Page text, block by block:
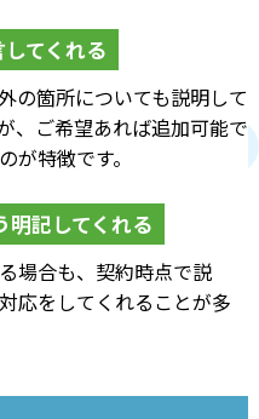
してくれる
の箇所についても説明して
、ご希望あれば追加可能で
が特徴です。
明記してくれる
場合も、契約時点で説
応をしてくれることが多